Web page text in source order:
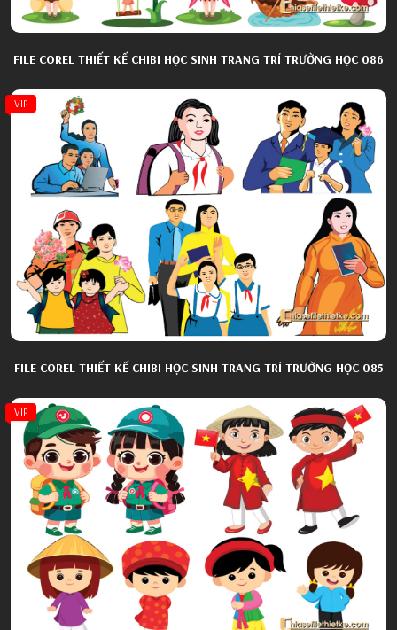
FILE COREL THIẾT KẾ CHIBI HỌC SINH TRANG TRÍ TRƯỜNG HỌC 086
VIP
FILE COREL THIẾT KẾ CHIBI HỌC SINH TRANG TRÍ TRƯỜNG HỌC 085
VIP